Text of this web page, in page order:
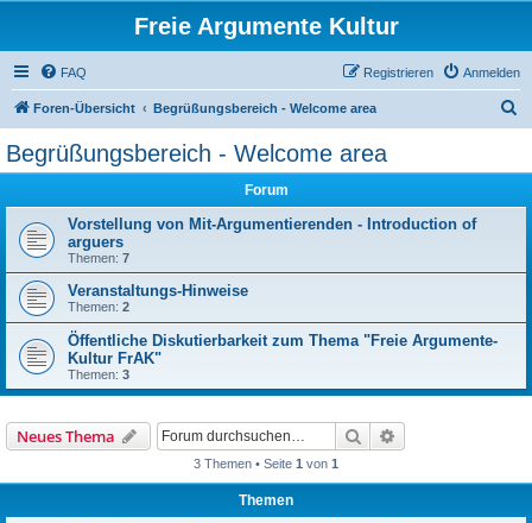
Freie Argumente Kultur
FAQ Anmelden
Registrieren
Foren-Übersicht Begrüßungsbereich - Welcome area
Begrüßungsbereich - Welcome area
Forum
Vorstellung von Mit-Argumentierenden - Introduction of
arguers
Themen: 7
Veranstaltungs-Hinweise
Themen: 2
Öffentliche Diskutierbarkeit zum Thema "Freie Argumente-
Kultur FrAK"
Themen: 3
Neues Thema Suche
3 Themen • Seite 1 von 1
Themen